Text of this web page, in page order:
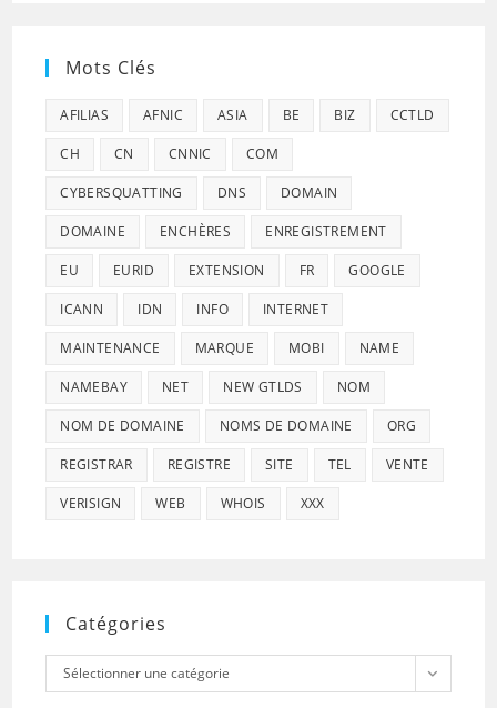
Mots Clés
AFILIAS AFNIC ASIA BE BIZ CCTLD
CH CN CNNIC COM
CYBERSQUATTING DNS DOMAIN
DOMAINE ENCHÈRES ENREGISTREMENT
EU EURID EXTENSION FR GOOGLE
ICANN IDN INFO INTERNET
MAINTENANCE MARQUE MOBI NAME
NAMEBAY NET NEW GTLDS NOM
NOM DE DOMAINE NOMS DE DOMAINE ORG
REGISTRAR REGISTRE SITE TEL VENTE
VERISIGN WEB WHOIS XXX
Catégories
Catégories
Sélectionner une catégorie